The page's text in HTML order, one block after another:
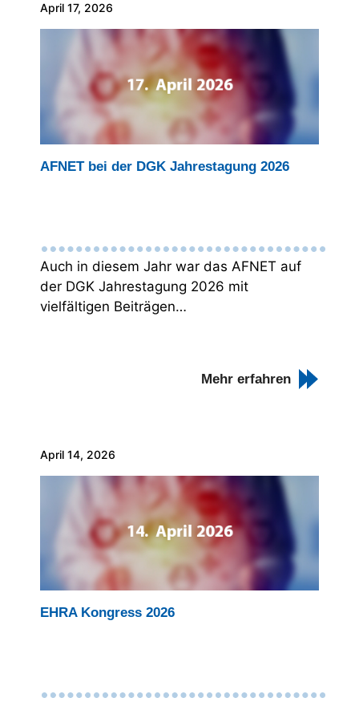
April 17, 2026
AFNET bei der DGK Jahrestagung 2026
Auch in diesem Jahr war das AFNET auf
der DGK Jahrestagung 2026 mit
vielfältigen Beiträgen…
Mehr erfahren
April 14, 2026
EHRA Kongress 2026